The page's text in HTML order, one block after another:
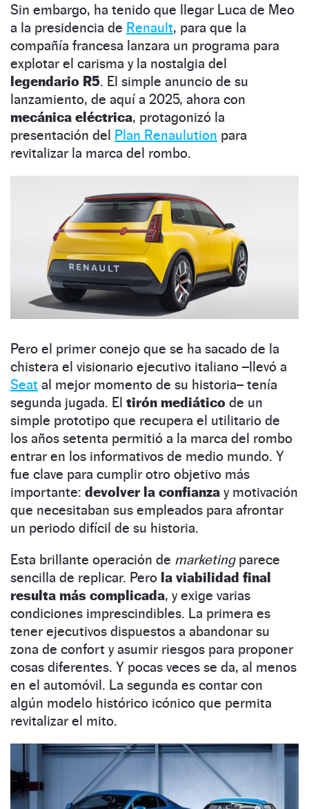
Sin embargo, ha tenido que llegar Luca de Meo
a la presidencia de Renault, para que la
compañía francesa lanzara un programa para
explotar el carisma y la nostalgia del
legendario R5. El simple anuncio de su
lanzamiento, de aquí a 2025, ahora con
mecánica eléctrica, protagonizó la
presentación del Plan Renaulution para
revitalizar la marca del rombo.
Pero el primer conejo que se ha sacado de la
chistera el visionario ejecutivo italiano –llevó a
Seat al mejor momento de su historia– tenía
segunda jugada. El tirón mediático de un
simple prototipo que recupera el utilitario de
los años setenta permitió a la marca del rombo
entrar en los informativos de medio mundo. Y
fue clave para cumplir otro objetivo más
importante: devolver la confianza y motivación
que necesitaban sus empleados para afrontar
un periodo difícil de su historia.
Esta brillante operación de marketingparece
sencilla de replicar. Pero la viabilidad final
resulta más complicada, y exige varias
condiciones imprescindibles. La primera es
tener ejecutivos dispuestos a abandonar su
zona de confort y asumir riesgos para proponer
cosas diferentes. Y pocas veces se da, al menos
en el automóvil. La segunda es contar con
algún modelo histórico icónico que permita
revitalizar el mito.